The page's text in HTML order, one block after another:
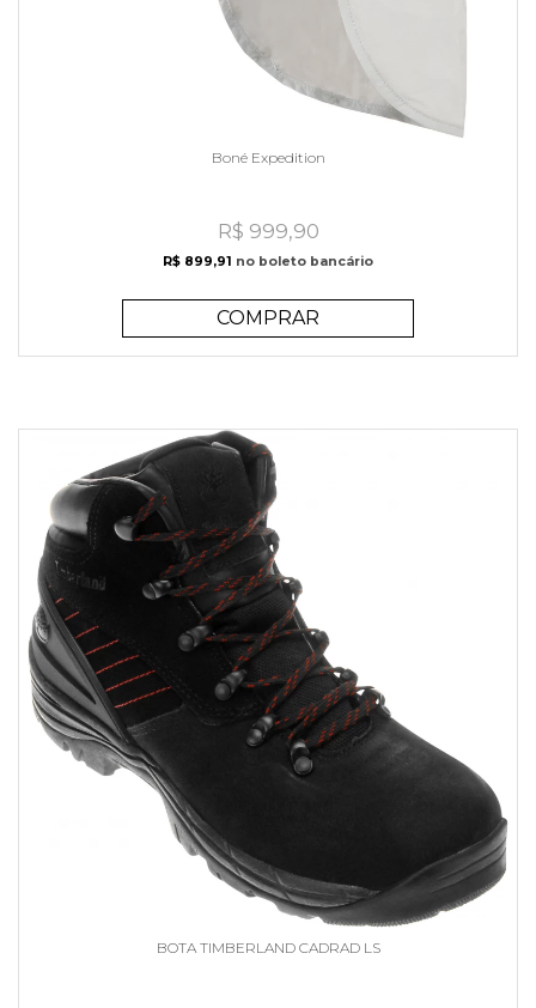
Boné Expedition
R$ 999,90
R$ 899,91 no boleto bancário
COMPRAR
BOTA TIMBERLAND CADRAD LS